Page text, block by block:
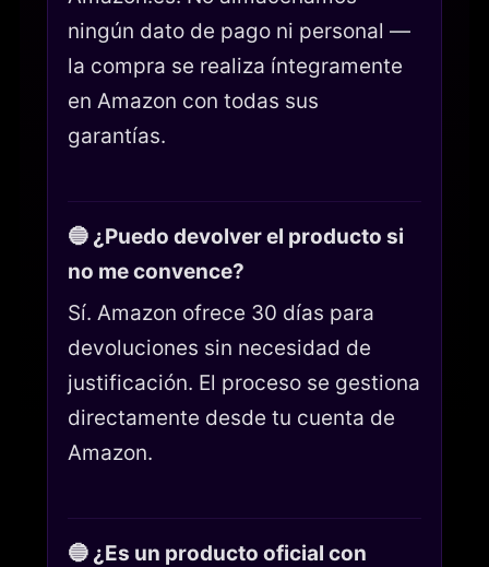
ningún dato de pago ni personal —
la compra se realiza íntegramente
en Amazon con todas sus
garantías.
🔵 ¿Puedo devolver el producto si
no me convence?
Sí. Amazon ofrece 30 días para
devoluciones sin necesidad de
justificación. El proceso se gestiona
directamente desde tu cuenta de
Amazon.
🔵 ¿Es un producto oficial con